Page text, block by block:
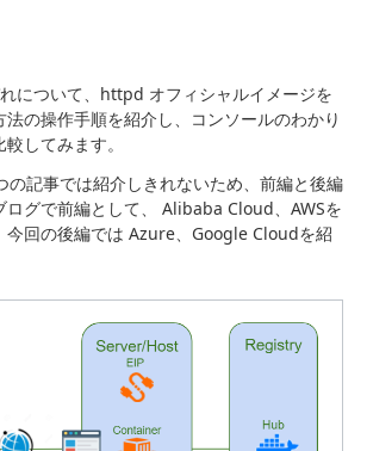
について、httpd オフィシャルイメージを
の操作手順を紹介し、コンソールのわかり
してみます。
の記事では紹介しきれないため、前編と後編
ログで前編として、 Alibaba Cloud、AWSを
今回の後編では Azure、Google Cloudを紹